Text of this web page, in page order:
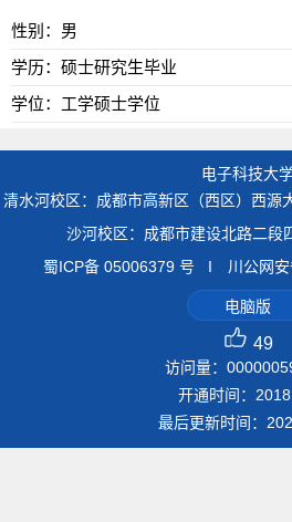
性别：男
学历：硕士研究生毕业
学位：工学硕士学位
电子科技大
清水河校区：成都市高新区（西区）西
沙河校区：成都市建设北路二
蜀ICP备 05006379 号 I 川公网安
电脑版
49
访问量：
开通时间： 2018
最后更新时间：